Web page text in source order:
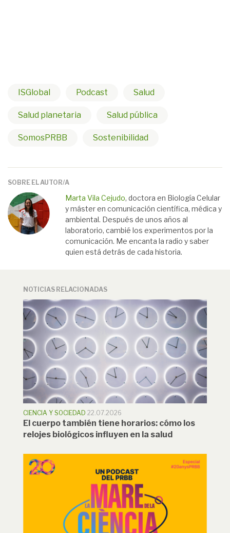
ISGlobal Podcast Salud
Salud planetaria Salud pública
SomosPRBB Sostenibilidad
SOBRE EL AUTOR/A
Marta Vila Cejudo, doctora en Biología Celular
y máster en comunicación científica, médica y
ambiental. Después de unos años al
laboratorio, cambié los experimentos por la
comunicación. Me encanta la radio y saber
quien está detrás de cada historia.
NOTICIAS RELACIONADAS
CIENCIA Y SOCIEDAD 22.07.2026
El cuerpo también tiene horarios: cómo los
relojes biológicos influyen en la salud